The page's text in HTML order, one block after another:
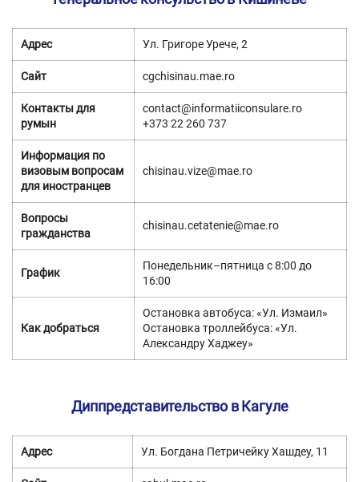
Адрес Ул. Григоре Урече, 2
Сайт cgchisinau.mae.ro
Контакты для
румын
contact@informatiiconsulare.ro
+373 22 260 737
Информация по
визовым вопросам
для иностранцев
chisinau.vize@mae.ro
Вопросы
гражданства
chisinau.cetatenie@mae.ro
График
Понедельник–пятница с 8:00 до
16:00
Как добраться
Остановка автобуса: «Ул. Измаил»
Остановка троллейбуса: «Ул.
Александру Хаджеу»
Диппредставительство в Кагуле
Адрес Ул. Богдана Петричейку Хашдеу, 11